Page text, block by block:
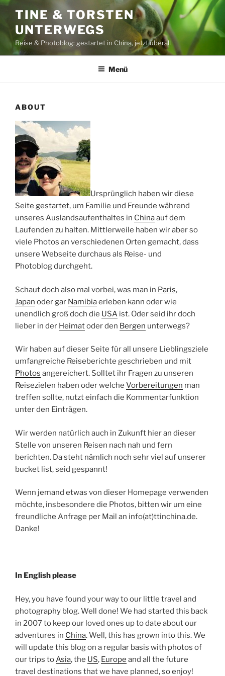
Zum
Inhalt
springen
TINE & TORSTEN
UNTERWEGS
Reise & Photoblog: gestartet in China, jetzt überall
Menü
ABOUT
Ursprünglich haben wir diese
Seite gestartet, um Familie und Freunde während
unseres Auslandsaufenthaltes in Chinaauf dem
Laufenden zu halten. Mittlerweile haben wir aber so
viele Photos an verschiedenen Orten gemacht, dass
unsere Webseite durchaus als Reise- und
Photoblog durchgeht.
Schaut doch also mal vorbei, was man in Paris,
Japan oder gar Namibiaerleben kann oder wie
unendlich groß doch die USA ist. Oder seid ihr doch
lieber in der Heimatoder den Bergen unterwegs?
Wir haben auf dieser Seite für all unsere Lieblingsziele
umfangreiche Reiseberichte geschrieben und mit
Photos angereichert. Solltet ihr Fragen zu unseren
Reisezielen haben oder welche Vorbereitungen man
treffen sollte, nutzt einfach die Kommentarfunktion
unter den Einträgen.
Wir werden natürlich auch in Zukunft hier an dieser
Stelle von unseren Reisen nach nah und fern
berichten. Da steht nämlich noch sehr viel auf unserer
bucket list, seid gespannt!
Wenn jemand etwas von dieser Homepage verwenden
möchte, insbesondere die Photos, bitten wir um eine
freundliche Anfrage per Mail an info(at)ttinchina.de.
Danke!
In English please
Hey, you have found your way to our little travel and
photography blog. Well done! We had started this back
in 2007 to keep our loved ones up to date about our
adventures in China. Well, this has grown into this. We
will update this blog on a regular basis with photos of
our trips to Asia, the US, Europe and all the future
travel destinations that we have planned, so enjoy!